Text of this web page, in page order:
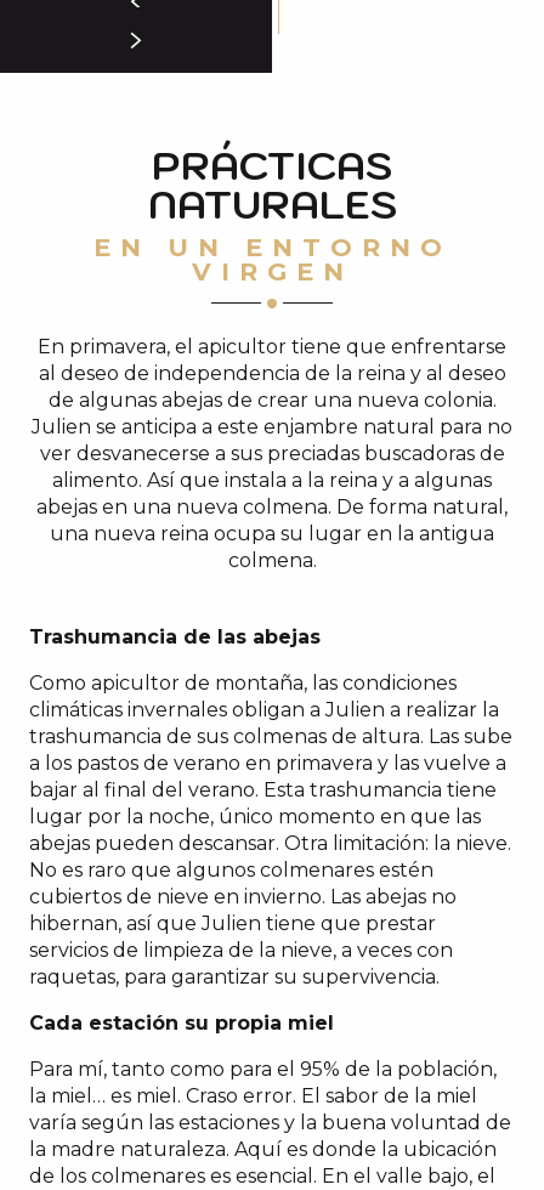
PRÁCTICAS
NATURALES
EN UN ENTORNO
VIRGEN
En primavera, el apicultor tiene que enfrentarse
al deseo de independencia de la reina y al deseo
de algunas abejas de crear una nueva colonia.
Julien se anticipa a este enjambre natural para no
ver desvanecerse a sus preciadas buscadoras de
alimento. Así que instala a la reina y a algunas
abejas en una nueva colmena. De forma natural,
una nueva reina ocupa su lugar en la antigua
colmena.
Trashumancia de las abejas
Como apicultor de montaña, las condiciones
climáticas invernales obligan a Julien a realizar la
trashumancia de sus colmenas de altura. Las sube
a los pastos de verano en primavera y las vuelve a
bajar al final del verano. Esta trashumancia tiene
lugar por la noche, único momento en que las
abejas pueden descansar. Otra limitación: la nieve.
No es raro que algunos colmenares estén
cubiertos de nieve en invierno. Las abejas no
hibernan, así que Julien tiene que prestar
servicios de limpieza de la nieve, a veces con
raquetas, para garantizar su supervivencia.
Cada estación su propia miel
Para mí, tanto como para el 95% de la población,
la miel… es miel. Craso error. El sabor de la miel
varía según las estaciones y la buena voluntad de
la madre naturaleza. Aquí es donde la ubicación
de los colmenares es esencial. En el valle bajo, el